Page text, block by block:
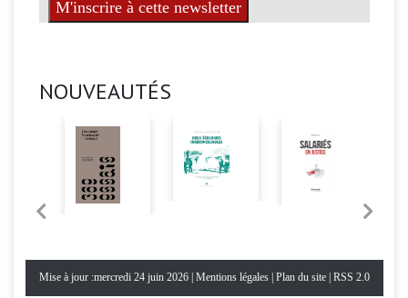
NOUVEAUTÉS
Mise à jour :mercredi 24 juin 2026 | Mentions légales Plan du site RSS 2.0